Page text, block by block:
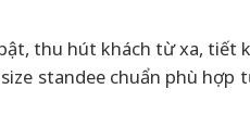
thu hút khách từ xa, tiết
standee chuẩn phù